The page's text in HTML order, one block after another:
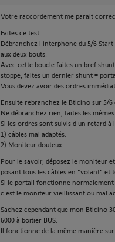
Votre raccordement me parait
Faites ce test:
Débranchez l'interphone du 5/6
aux deux bouts.
Avec cette boucle faites un bref
stoppe, faites un dernier shunt =
Vous devez avoir des ordres
Ensuite rebranchez le Bticino sur 5/6
Ne débranchez rien, faites les
Si les ordres sont suivis d'un retard à
1) câbles mal adaptés.
2) Moniteur douteux.
Pour le savoir, déposez le moniteur
posant tous les câbles en "volant" et
Si le portail fonctionne
c'est le moniteur vieillissant ou mal
Sachez cependant que mon Bticino
6000 à boitier BUS.
Il fonctionne de la même manière sur